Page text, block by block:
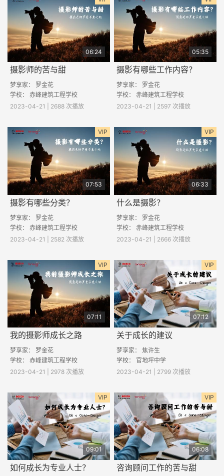
06:24
摄影师的苦与甜
梦享家： 罗金花
学校： 赤峰建筑工程学校
2023-04-21 | 2688 次播放
05:35
摄影有哪些工作内容？
梦享家： 罗金花
学校： 赤峰建筑工程学校
2023-04-21 | 2597 次播放
VIP
07:53
摄影有哪些分类？
梦享家： 罗金花
学校： 赤峰建筑工程学校
2023-04-21 | 2582 次播放
VIP
06:33
什么是摄影？
梦享家： 罗金花
学校： 赤峰建筑工程学校
2023-04-21 | 2666 次播放
VIP
07:11
我的摄影师成长之路
梦享家： 罗金花
学校： 赤峰建筑工程学校
2023-04-21 | 2978 次播放
VIP
07:12
关于成长的建议
梦享家： 焦许生
学校： 官地坪中学
2023-04-21 | 2799 次播放
VIP
09:01
如何成长为专业人士？
VIP
06:08
咨询顾问工作的苦与甜